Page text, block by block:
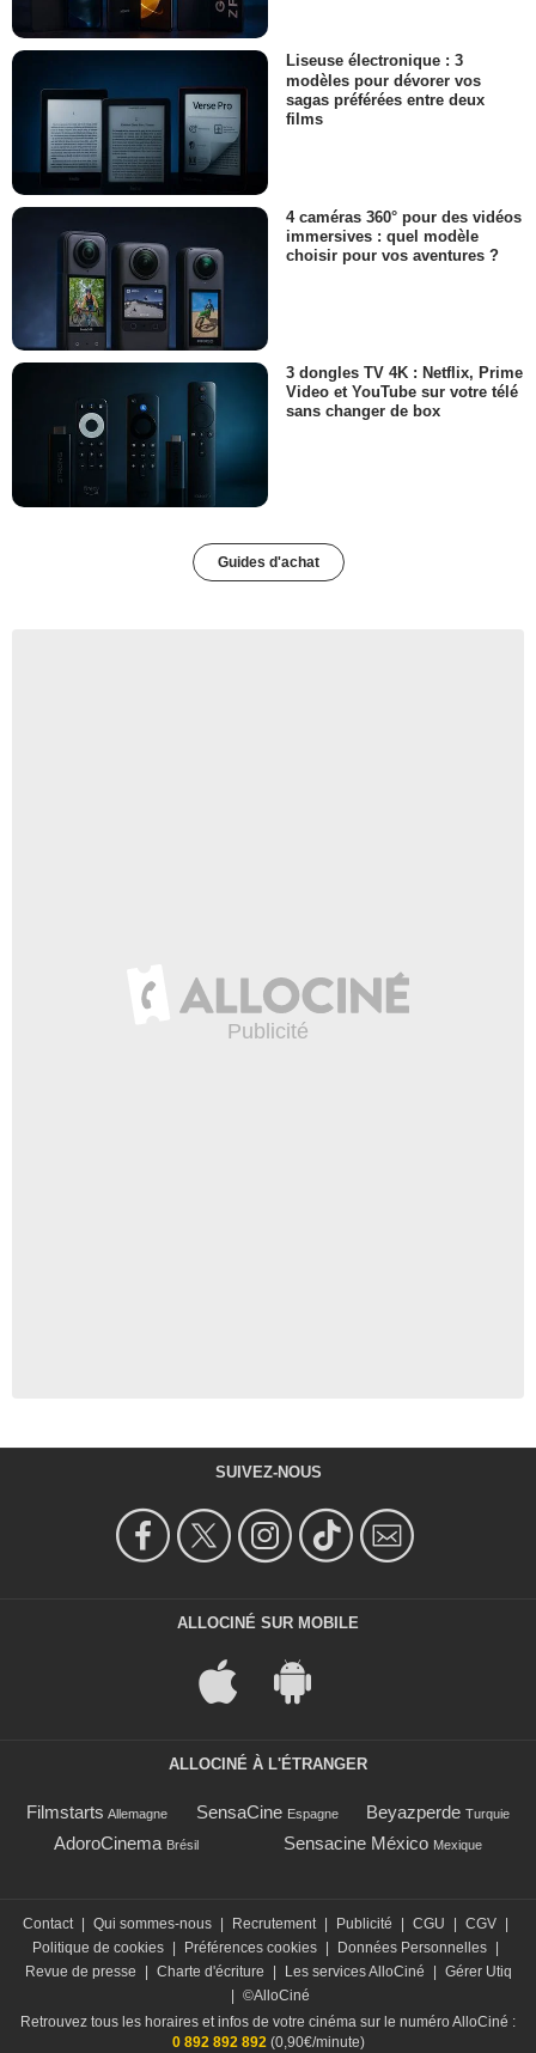
Liseuse électronique : 3
modèles pour dévorer vos
sagas préférées entre deux
films
4 caméras 360° pour des vidéos
immersives : quel modèle
choisir pour vos aventures ?
3 dongles TV 4K : Netflix, Prime
Video et YouTube sur votre télé
sans changer de box
Guides d'achat
SUIVEZ-NOUS
ALLOCINÉ SUR MOBILE
ALLOCINÉ À L'ÉTRANGER
Filmstarts Allemagne SensaCine Espagne Beyazperde Turquie
AdoroCinema Brésil Sensacine México Mexique
Contact | Qui sommes-nous | Recrutement | Publicité | CGU | CGV |
Politique de cookies | Préférences cookies | Données Personnelles |
Revue de presse
| Charte d'écriture | Les services AlloCiné | Gérer Utiq
| ©AlloCiné
Retrouvez tous les horaires et infos de votre cinéma sur le numéro AlloCiné :
0 892 892 892 (0,90€/minute)